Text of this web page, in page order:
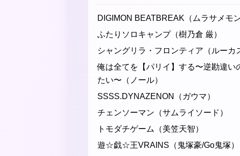
DIGIMON BEATBREAK（ムラサメモン
ふたりソロキャンプ（樹乃倉 厳）
シャングリラ・フロンティア（ルーカ
俺は全てを【パリイ】する〜逆勘違い
たい〜（ノール）
SSSS.DYNAZENON（ガウマ）
チェンソーマン（サムライソード）
トモダチゲーム（美笠天智）
遊☆戯☆王VRAINS（鬼塚豪/Go鬼塚）